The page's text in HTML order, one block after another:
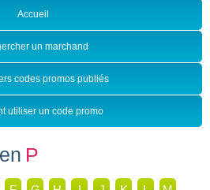
Accueil
un marchand
codes promos publiés
utiliser un code promo
P